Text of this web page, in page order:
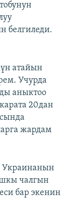
белгиледи.
атайын
Учурда
аныктоо
20дан
жардам
Украинанын
чалгын
бар экенин